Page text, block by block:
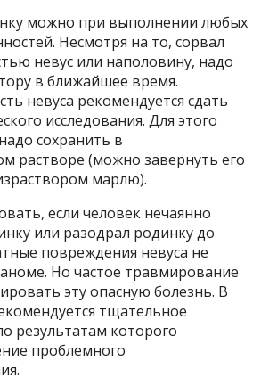
можно при выполнении любых
Несмотря на то, сорвал
невус или наполовину, надо
в ближайшее время.
невуса рекомендуется сдать
исследования. Для этого
сохранить в
растворе (можно завернуть его
марлю).
если человек нечаянно
или разодрал родинку до
повреждения невуса не
Но частое травмирование
эту опасную болезнь. В
тщательное
результатам которого
проблемного